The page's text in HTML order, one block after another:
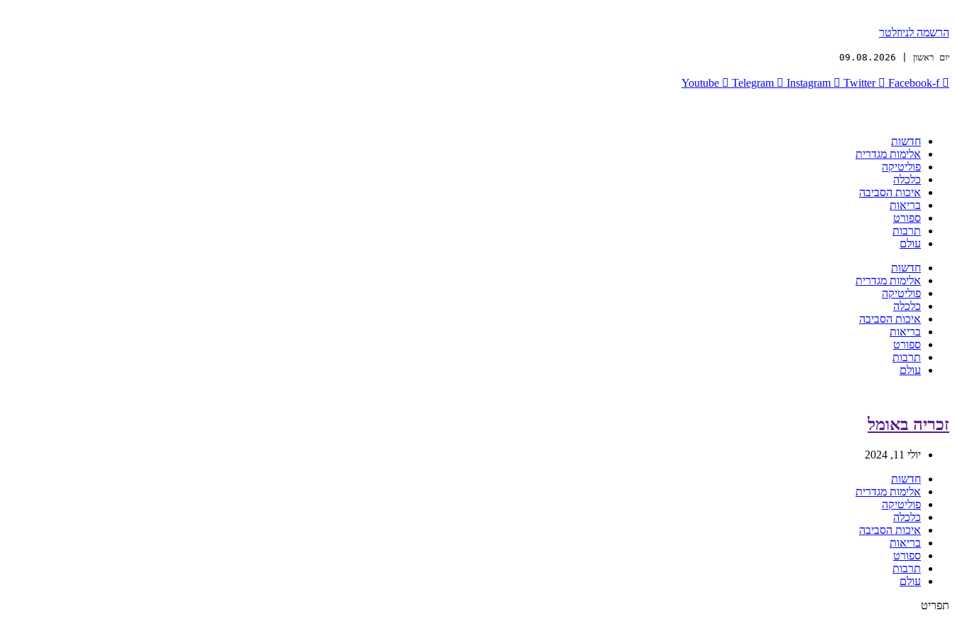
הרשמה לניוזלטר
יום ראשון | 09.08.2026
Youtube Telegram Instagram Twitter Facebook-f
חדשות
אלימות מגדרית
פוליטיקה
כלכלה
איכות הסביבה
בריאות
ספורט
תרבות
עולם
חדשות
אלימות מגדרית
פוליטיקה
כלכלה
איכות הסביבה
בריאות
ספורט
תרבות
עולם
זכריה באומל
יולי 11, 2024
חדשות
אלימות מגדרית
פוליטיקה
כלכלה
איכות הסביבה
בריאות
ספורט
תרבות
עולם
תפריט